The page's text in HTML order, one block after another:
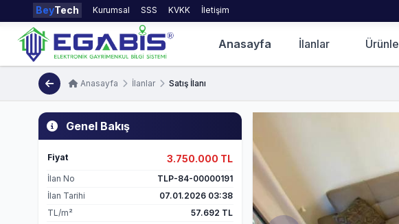
BeyTech Kurumsal SSS KVKK İletişim
Anasayfa İlanlar
Anasayfa İlanlar Satış İlanı
Genel Bakış
Fiyat 3.750.000 TL
İlan No
TLP-84-00000191
İlan Tarihi
07.01.2026 03:38
TL/m²
57.692 TL